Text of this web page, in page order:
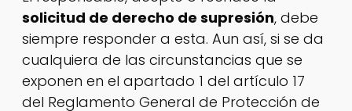
solicitud de derecho de supresión, debe
siempre responder a esta. Aun así, si se da
cualquiera de las circunstancias que se
exponen en el apartado 1 del artículo 17
del Reglamento General de Protección de